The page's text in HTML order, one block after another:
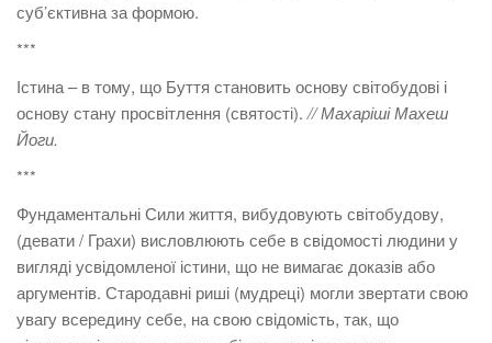
суб’єктивна за формою.
***
Істина – в тому, що Буття становить основу світобудові і
основу стану просвітлення (святості). // Махаріші Махеш
Йоги.
***
Фундаментальні Сили життя, вибудовують світобудову,
(девати / Грахи) висловлюють себе в свідомості людини у
вигляді усвідомленої істини, що не вимагає доказів або
аргументів. Стародавні риші (мудреці) могли звертати свою
увагу всередину себе, на свою свідомість, так, що